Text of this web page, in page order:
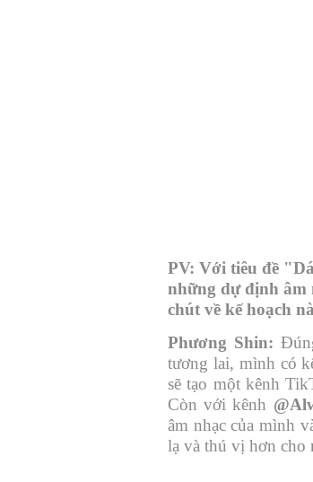
PV: Với tiêu đề
những dự định âm
chút về kế hoạch
Phương Shin:
tương lai, mình có
sẽ tạo một kênh
Còn với kênh
âm nhạc của mình
lạ và thú vị hơn cho